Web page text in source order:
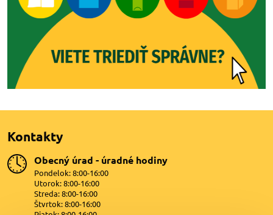
Kontakty
Obecný úrad - úradné hodiny
Pondelok: 8:00-16:00
Utorok: 8:00-16:00
Streda: 8:00-16:00
Štvrtok: 8:00-16:00